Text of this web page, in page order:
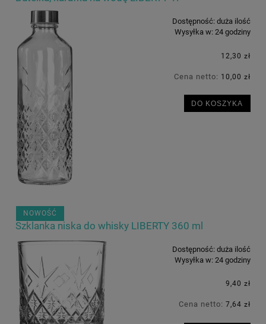
Dostępność: duża ilość
Wysyłka w: 24 godziny
12,30 zł
Cena netto: 10,00 zł
DO KOSZYKA
Szklanka niska do whisky LIBERTY 360 ml
Dostępność: duża ilość
Wysyłka w: 24 godziny
9,40 zł
Cena netto: 7,64 zł
NOWOŚĆ